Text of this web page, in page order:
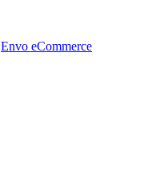
Envo eCommerce